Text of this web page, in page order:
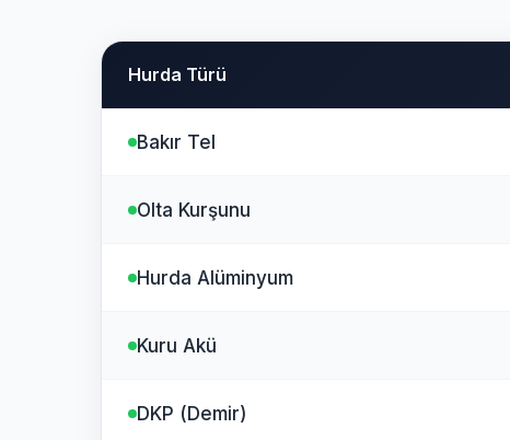
Hurda Türü
Bakır Tel
Olta Kurşunu
Hurda Alüminyum
Kuru Akü
DKP (Demir)